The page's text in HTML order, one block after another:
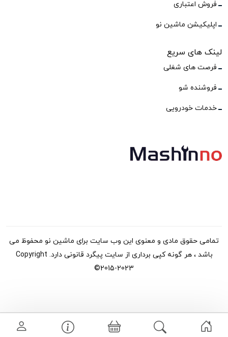
فروش اعتباری
اپلیکیشن ماشین نو
لینک های سریع
فرصت های شغلی
فروشنده شو
خدمات خودرویی
تمامی حقوق مادی و معنوی این وب سایت برای ماشین نو محفوظ می
باشد ، هر گونه کپی برداری از سایت پیگرد قانونی دارد. Copyright
©2015-2023